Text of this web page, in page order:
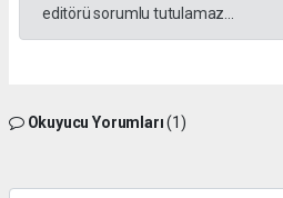
editörü sorumlu tutulamaz...
Okuyucu Yorumları(1)